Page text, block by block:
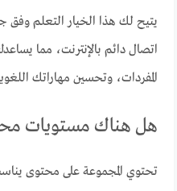
يتيح لك هذا الخيار التعلم
اتصال دائم بالإنترنت، مما
المفردات، وتحسين مهاراتك
هل هناك مستويات
تحتوي المجموعة على محتوى